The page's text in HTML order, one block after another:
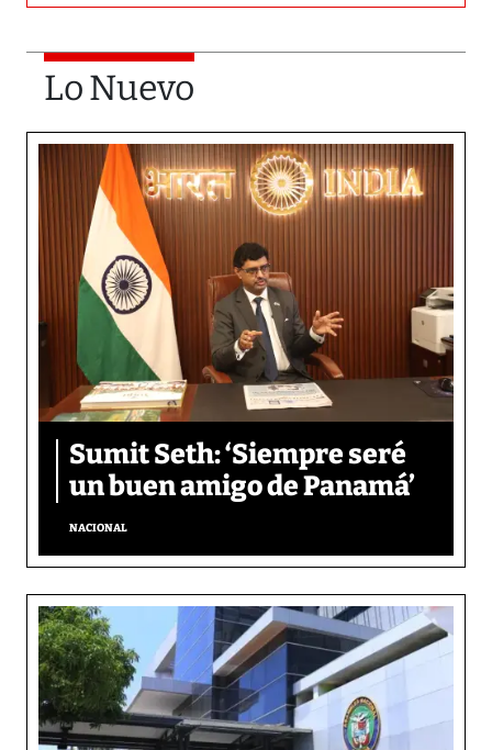
Lo Nuevo
Sumit Seth: ‘Siempre seré
un buen amigo de Panamá’
NACIONAL